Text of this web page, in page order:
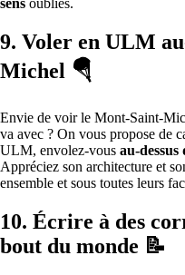
sens oubliés.
9. Voler en ULM
Michel 🪂
Envie de voir le Mont-Saint-
va avec ? On vous propose de
ULM, envolez-vous au-dessus
Appréciez son architecture et
ensemble et sous toutes leurs
10. Écrire à des
bout du monde 📝